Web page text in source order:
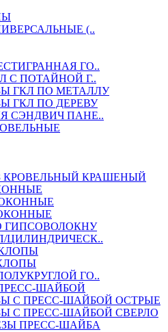
(..
ГО..
С ПОТАЙНОЙ Г..
ГКЛ ПО МЕТАЛЛУ
ГКЛ ПО ДЕРЕВУ
СЭНДВИЧ ПАНЕ..
КРОВЕЛЬНЫЙ КРАШЕНЫЙ
ГИПСОВОЛОКНУ
ЦИЛИНДРИЧЕСК..
ГО..
ШАЙБОЙ
С ПРЕСС-ШАЙБОЙ ОСТРЫЕ
С ПРЕСС-ШАЙБОЙ СВЕРЛО
ПРЕСС-ШАЙБА